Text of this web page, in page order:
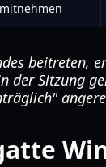
beitreten,
der Sitzung